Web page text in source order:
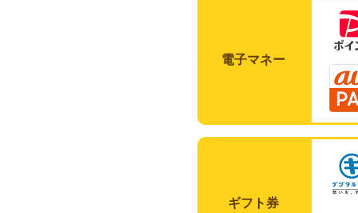
電子マネー
ギフト券